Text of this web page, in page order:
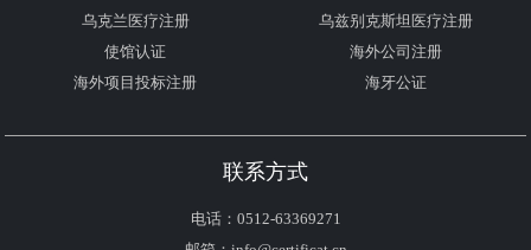
乌克兰医疗注册
乌兹别克斯坦医疗注册
使馆认证
海外公司注册
海外项目投标注册
海牙公证
联系方式
电话：0512-63369271